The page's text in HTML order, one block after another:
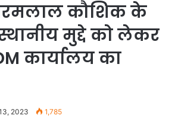
कौशिक के
मुद्दे को लेकर
कार्यालय का
2023 1,785